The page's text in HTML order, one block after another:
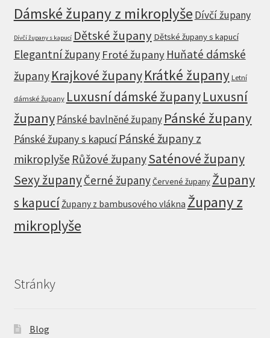
Dámské župany z mikroplyše Dívčí župany
Dívčí župany s kapucí Dětské župany Dětské župany s kapucí
Elegantní župany Froté župany Huňaté dámské
župany Krajkové županyKrátké župany Letní
dámské župany Luxusní dámské županyLuxusní
županyPánské bavlněné župany Pánské župany
Pánské župany s kapucí Pánské župany z
mikroplyše Růžové županySaténové župany
Sexy županyČerné županyČervené župany Župany
s kapucíŽupany z bambusového vlákna Župany z
mikroplyše
Stránky
Blog